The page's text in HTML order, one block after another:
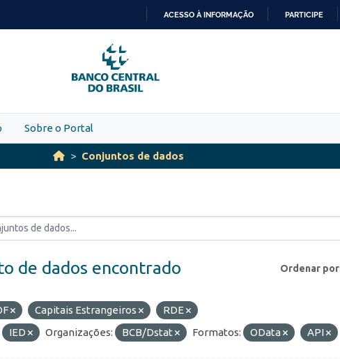
PARA
O
CONTEÚDO
ACESSO À INFORMAÇÃO PARTICIPE
Sobre o Portal
Conjuntos de dados
Ordenar por
de dados encontrado
Capitais Estrangeiros
RDE
IED Organizações: BCB/Dstat Formatos: OData API